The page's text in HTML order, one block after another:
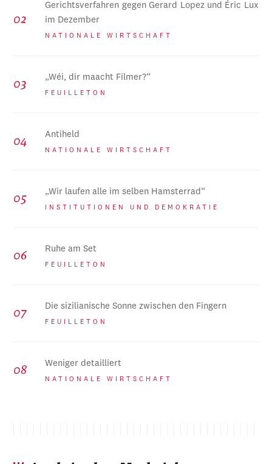
Gerichtsverfahren gegen Gerard Lopez und Éric Lux
im Dezember
NATIONALE WIRTSCHAFT
„Wéi, dir maacht Filmer?“
FEUILLETON
Antiheld
NATIONALE WIRTSCHAFT
„Wir laufen alle im selben Hamsterrad“
INSTITUTIONEN UND DEMOKRATIE
Ruhe am Set
FEUILLETON
Die sizilianische Sonne zwischen den Fingern
FEUILLETON
Weniger detailliert
NATIONALE WIRTSCHAFT